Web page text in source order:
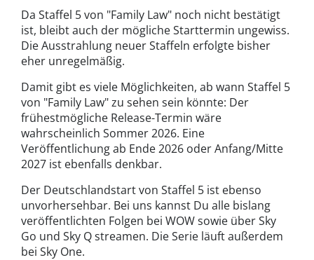
Da Staffel 5 von "Family Law" noch nicht bestätigt
ist, bleibt auch der mögliche Starttermin ungewiss.
Die Ausstrahlung neuer Staffeln erfolgte bisher
eher unregelmäßig.
Damit gibt es viele Möglichkeiten, ab wann Staffel 5
von "Family Law" zu sehen sein könnte: Der
frühestmögliche Release-Termin wäre
wahrscheinlich Sommer 2026. Eine
Veröffentlichung ab Ende 2026 oder Anfang/Mitte
2027 ist ebenfalls denkbar.
Der Deutschlandstart von Staffel 5 ist ebenso
unvorhersehbar. Bei uns kannst Du alle bislang
veröffentlichten Folgen bei WOW sowie über Sky
Go und Sky Q streamen. Die Serie läuft außerdem
bei Sky One.